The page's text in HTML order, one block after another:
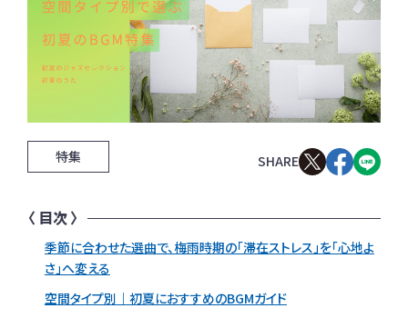
特集
季節に合わせた選曲で、梅雨時期の「滞在ストレス」を「心地よ
さ」へ変える
空間タイプ別｜初夏におすすめのBGMガイド